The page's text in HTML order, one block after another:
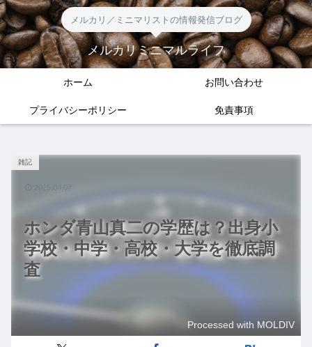
メルカリ／ミニマリストの情報発信ブログ
メルカリミニマルライフ
ホーム お問い合わせ
プライバシーポリシー 免責事項
ホンダ青山真二の学歴は？出身小
学校・中学・高校・大学を徹底調
査
雑記
Processed with MOLDIV
2025.04.07